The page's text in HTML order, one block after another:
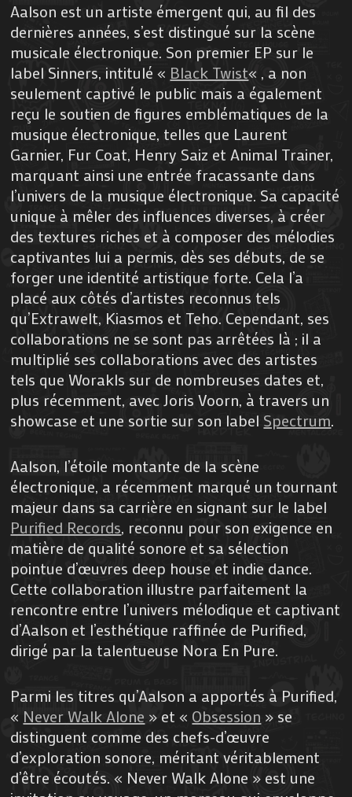
Aalson est un artiste émergent qui, au fil des
dernières années, s’est distingué sur la scène
musicale électronique. Son premier EP sur le
label Sinners, intitulé « Black Twist« , a non
seulement captivé le public mais a également
reçu le soutien de figures emblématiques de la
musique électronique, telles que Laurent
Garnier, Fur Coat, Henry Saiz et Animal Trainer,
marquant ainsi une entrée fracassante dans
l’univers de la musique électronique. Sa capacité
unique à mêler des influences diverses, à créer
des textures riches et à composer des mélodies
captivantes lui a permis, dès ses débuts, de se
forger une identité artistique forte. Cela l’a
placé aux côtés d’artistes reconnus tels
qu’Extrawelt, Kiasmos et Teho. Cependant, ses
collaborations ne se sont pas arrêtées là ; il a
multiplié ses collaborations avec des artistes
tels que Worakls sur de nombreuses dates et,
plus récemment, avec Joris Voorn, à travers un
showcase et une sortie sur son label Spectrum.
Aalson, l’étoile montante de la scène
électronique, a récemment marqué un tournant
majeur dans sa carrière en signant sur le label
Purified Records, reconnu pour son exigence en
matière de qualité sonore et sa sélection
pointue d’œuvres deep house et indie dance.
Cette collaboration illustre parfaitement la
rencontre entre l’univers mélodique et captivant
d’Aalson et l’esthétique raffinée de Purified,
dirigé par la talentueuse Nora En Pure.
Parmi les titres qu’Aalson a apportés à Purified,
« Never Walk Alone » et « Obsession » se
distinguent comme des chefs-d’œuvre
d’exploration sonore, méritant véritablement
d’être écoutés. « Never Walk Alone » est une